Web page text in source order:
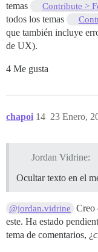
temas
Contribute >
todos los temas
que también incluye
de UX).
4 Me gusta
chapoi 23 Enero,
14
Jordan Vidrine:
Ocultar texto en el
@jordan.vidrine
Creo
este. Ha estado
tema de comentarios, ¿